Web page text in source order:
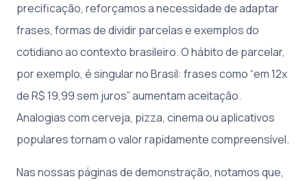
precificação, reforçamos a necessidade de adaptar
frases, formas de dividir parcelas e exemplos do
cotidiano ao contexto brasileiro. O hábito de parcelar,
por exemplo, é singular no Brasil: frases como “em 12x
de R$ 19,99 sem juros” aumentam aceitação.
Analogias com cerveja, pizza, cinema ou aplicativos
populares tornam o valor rapidamente compreensível.
Nas nossas páginas de demonstração, notamos que,